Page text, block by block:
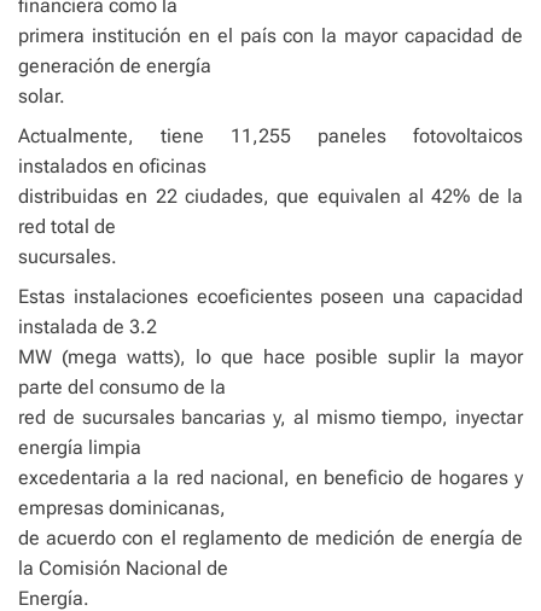
financiera como la
primera institución en el país con la mayor capacidad de
generación de energía
solar.
Actualmente, tiene 11,255 paneles fotovoltaicos
instalados en oficinas
distribuidas en 22 ciudades, que equivalen al 42% de la
red total de
sucursales.
Estas instalaciones ecoeficientes poseen una capacidad
instalada de 3.2
MW (mega watts), lo que hace posible suplir la mayor
parte del consumo de la
red de sucursales bancarias y, al mismo tiempo, inyectar
energía limpia
excedentaria a la red nacional, en beneficio de hogares y
empresas dominicanas,
de acuerdo con el reglamento de medición de energía de
la Comisión Nacional de
Energía.